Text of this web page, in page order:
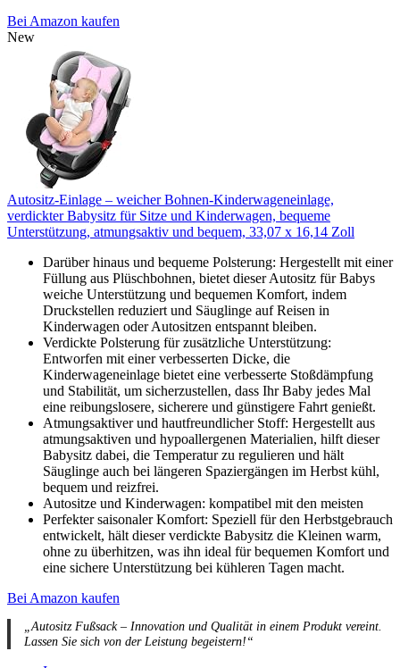
Bei Amazon kaufen
New
Autositz-Einlage – weicher Bohnen-Kinderwageneinlage,
verdickter Babysitz für Sitze und Kinderwagen, bequeme
Unterstützung, atmungsaktiv und bequem, 33,07 x 16,14 Zoll
Darüber hinaus und bequeme Polsterung: Hergestellt mit einer
Füllung aus Plüschbohnen, bietet dieser Autositz für Babys
weiche Unterstützung und bequemen Komfort, indem
Druckstellen reduziert und Säuglinge auf Reisen in
Kinderwagen oder Autositzen entspannt bleiben.
Verdickte Polsterung für zusätzliche Unterstützung:
Entworfen mit einer verbesserten Dicke, die
Kinderwageneinlage bietet eine verbesserte Stoßdämpfung
und Stabilität, um sicherzustellen, dass Ihr Baby jedes Mal
eine reibungslosere, sicherere und günstigere Fahrt genießt.
Atmungsaktiver und hautfreundlicher Stoff: Hergestellt aus
atmungsaktiven und hypoallergenen Materialien, hilft dieser
Babysitz dabei, die Temperatur zu regulieren und hält
Säuglinge auch bei längeren Spaziergängen im Herbst kühl,
bequem und reizfrei.
Autositze und Kinderwagen: kompatibel mit den meisten
Perfekter saisonaler Komfort: Speziell für den Herbstgebrauch
entwickelt, hält dieser verdickte Babysitz die Kleinen warm,
ohne zu überhitzen, was ihn ideal für bequemen Komfort und
eine sichere Unterstützung bei kühleren Tagen macht.
Bei Amazon kaufen
„Autositz Fußsack – Innovation und Qualität in einem Produkt vereint.
Lassen Sie sich von der Leistung begeistern!“